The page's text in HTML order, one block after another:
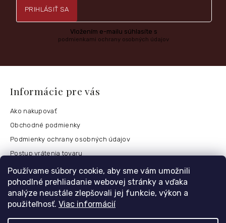
Používame súbory cookie, aby sme vám umožnili
pohodlné prehliadanie webovej stránky a vďaka
analýze neustále zlepšovali jej funkcie, výkon a
použiteľnosť. Viac informácií
PRIHLÁSIŤ SA
Vložením e-mailu súhlasíte s
podmienkami ochrany osobných údajov
Informácie pre vás
Ako nakupovať
Obchodné podmienky
Podmienky ochrany osobných údajov
Postup vrátenia tovaru
Česko
Môj účet